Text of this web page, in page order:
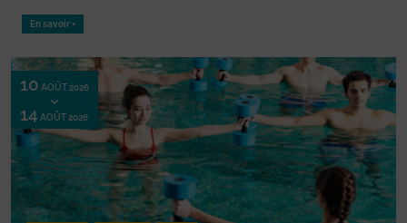
En savoir +
10 AOÛT 2026
14 AOÛT 2026